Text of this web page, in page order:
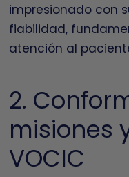
impresionado con
fiabilidad,
atención al
2.
misiones
VOCIC